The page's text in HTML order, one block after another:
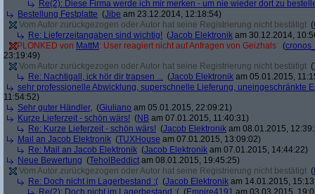
Re(2): Diese Firma werde ich mir merken - um nie wieder dort zu
Bestellung Festplatte (Jibe am 23.12.2014, 12:18:54)
Vom Autor zurückgezogen oder Autor hat seine Registrierung nicht bestätigt (
Re: Lieferzeitangaben sind wichtig! (Jacob Elektronik am 30.12.2014,
PLONKED von MattM : User reagiert nicht auf Anfragen von Geizhals (
23:19:49)
Vom Autor zurückgezogen oder Autor hat seine Registrierung nicht bestätigt (
Re: Nachtigall, ick hör dir trapsen ... (Jacob Elektronik am 05.01.2015,
sehr professionelle Abwicklung, superschnelle Lieferung, uneingeschränkte
11:54:52)
Sehr guter Händler, (Giuliano am 05.01.2015, 22:09:21)
Kurze Lieferzeit - schön wärs! (NB am 07.01.2015, 11:40:31)
Re: Kurze Lieferzeit - schön wärs! (Jacob Elektronik am 08.01.2015,
Mail an Jacob Elektronik (TUXHouse am 07.01.2015, 13:09:02)
Re: Mail an Jacob Elektronik (Jacob Elektronik am 07.01.2015, 14:44:22)
Neue Bewertung (TeholBeddict am 08.01.2015, 19:45:25)
Vom Autor zurückgezogen oder Autor hat seine Registrierung nicht bestätigt (
Re: Doch nicht im Lagerbestand :( (Jacob Elektronik am 14.01.2015,
Re(2): Doch nicht im Lagerbestand :( (Empire4191 am 03.03.2015,